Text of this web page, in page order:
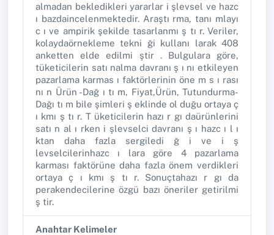
almadan bekledikleri yararlar i şlevsel ve hazc
ı bazdaincelenmektedir. Araştı rma, tanı mlayı
c ı ve ampirik şekilde tasarlanmı ş tı r. Veriler,
kolaydaörnekleme tekni ği kullanı larak 408
anketten elde edilmi ştir . Bulgulara göre,
tüketicilerin satı nalma davranı ş ı nı etkileyen
pazarlama karmas ı faktörlerinin öne m s ı rası
nı n Ürün -Dağ ı tı m, Fiyat,Ürün, Tutundurma-
Dağı tı m bile şimleri ş eklinde ol duğu ortaya ç
ı kmı ş tı r. T üketicilerin hazı r gı daürünlerini
satı n al ı rken i şlevselci davranı ş ı hazc ı l ı
ktan daha fazla sergiledi ğ i ve i ş
levselcilerinhazc ı lara göre 4 pazarlama
karması faktörüne daha fazla önem verdikleri
ortaya ç ı kmı ş tı r. Sonuçtahazı r gı da
perakendecilerine özgü bazı öneriler getirilmi
ş tir.
Anahtar Kelimeler